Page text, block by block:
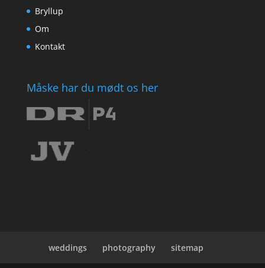
Bryllup
Om
Kontakt
Måske har du mødt os her
weddings photography sitemap